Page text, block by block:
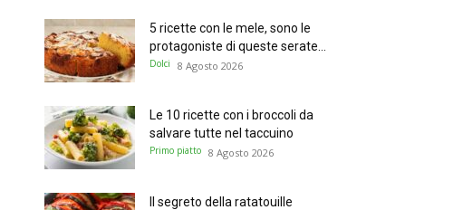
5 ricette con le mele, sono le
protagoniste di queste serate...
Dolci 8 Agosto 2026
Le 10 ricette con i broccoli da
salvare tutte nel taccuino
Primo piatto 8 Agosto 2026
Il segreto della ratatouille